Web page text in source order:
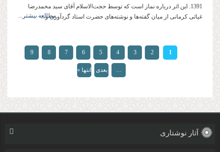
1391. این اثر درباره نماز است که توسط حجت‌الاسلام آقای سید محمدرضا
غیاثی کرمانی از میان گفته‌ها و نوشته‌های حضرت استاد گردآوری و...مطالعه بیشتر...
صفحه‌ها
1
2
3
4
5
6
7
8
9
… بعدی انتها »
آثار نوشتاری